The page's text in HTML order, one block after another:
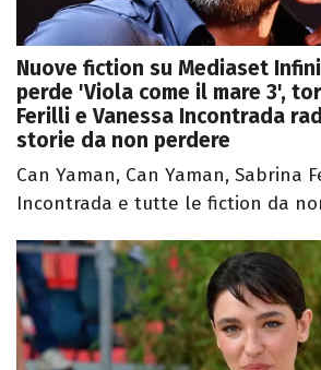
Nuove fiction su Mediaset
perde 'Viola come il mare 3',
Ferilli e Vanessa Incontrada
storie da non perdere
Can Yaman, Can Yaman, Sabrina
Incontrada e tutte le fiction da